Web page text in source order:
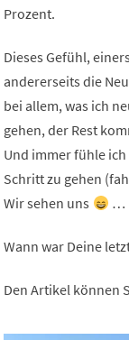
Prozent.
Dieses Gefühl,
andererseits die
bei allem, was ich
gehen, der Rest
Und immer fühle
Schritt zu gehen
Wir sehen uns
…
Wann war Deine
Den Artikel können